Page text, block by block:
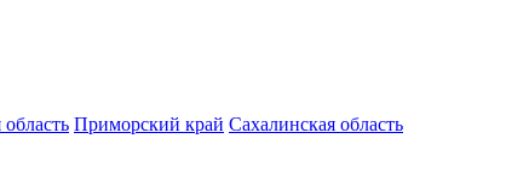
Приморский край Сахалинская область